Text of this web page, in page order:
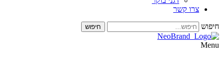
צרו קשר